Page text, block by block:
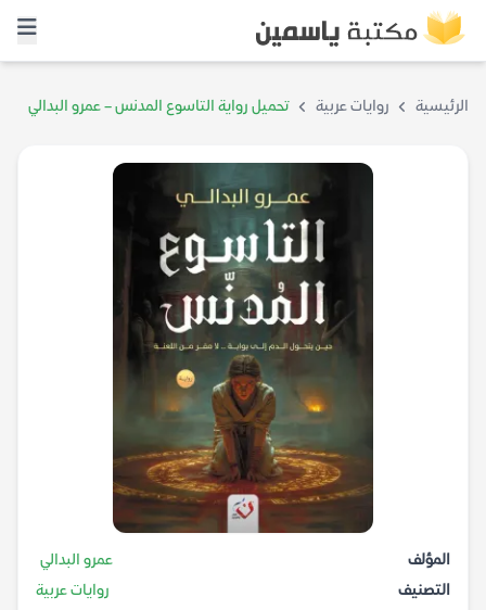
الرئيسية روايات عربية تحميل رواية التاسوع المدنس – عمرو البدالي
المؤلف
عمرو البدالي
التصنيف
روايات عربية